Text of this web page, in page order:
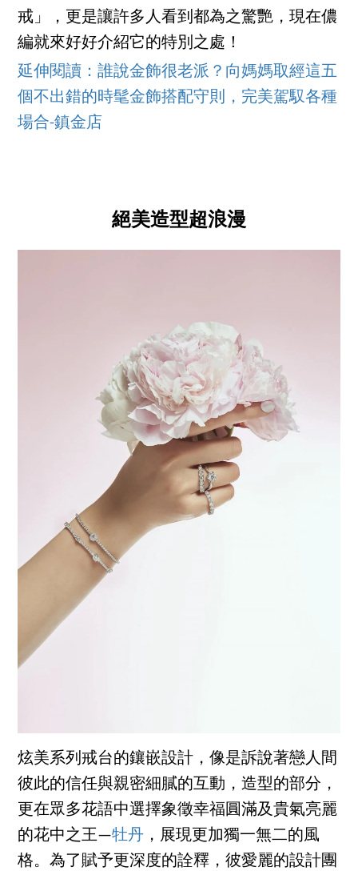
戒」，更是讓許多人看到都為之驚艷，現在儂
編就來好好介紹它的特別之處！
延伸閱讀：誰說金飾很老派？向媽媽取經這五
個不出錯的時髦金飾搭配守則，完美駕馭各種
場合-鎮金店
絕美造型超浪漫
炫美系列戒台的鑲嵌設計，像是訴說著戀人間
彼此的信任與親密細膩的互動，造型的部分，
更在眾多花語中選擇象徵幸福圓滿及貴氣亮麗
的花中之王—牡丹 ，展現更加獨一無二的風
格。為了賦予更深度的詮釋，彼愛麗的設計團